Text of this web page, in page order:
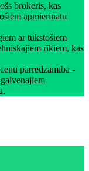
brokeris, kas
apmierinātu
ar tūkstošiem
rīkiem, kas
pārredzamība -